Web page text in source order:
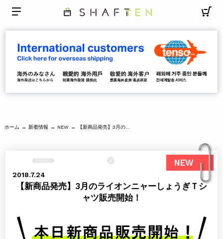
ホーム → 新着情報 → NEW → 【新商品発売】3月のライオンニャーしょうぎＴシャツ販売開始！
2018.7.24
【新商品発売】3月のライオンニャーしょうぎＴシ
ャツ販売開始！
NEW